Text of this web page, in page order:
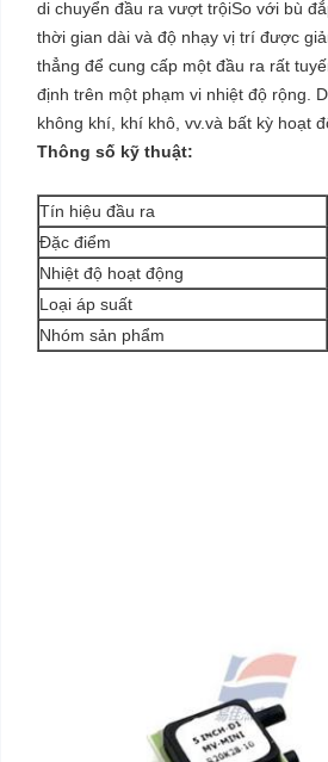
di chuyển đầu ra vượt trộiSo với bù
thời gian dài và độ nhạy vị trí được
thẳng để cung cấp một đầu ra rất
định trên một phạm vi nhiệt độ rộng.
không khí, khí khô, vv.và bất kỳ hoạt
Thông số kỹ thuật:
Tín hiệu đầu ra
Đặc điểm
Nhiệt độ hoạt động
Loại áp suất
Nhóm sản phẩm